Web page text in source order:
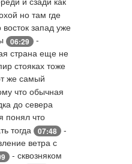
но там где
восток запад уже
06:29
-
страна еще не
стояках тоже
же самый
что обычная
до севера
понял что
тогда 07:48
-
ветра с
- сквозняком